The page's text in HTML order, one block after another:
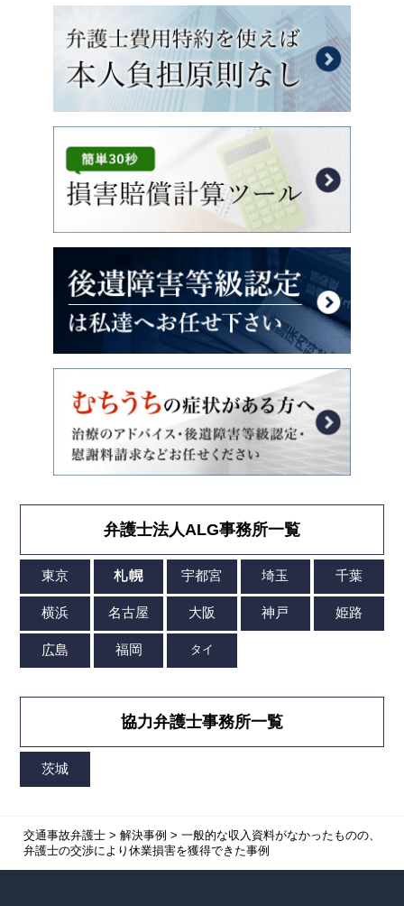
弁護士法人ALG事務所一覧
協力弁護士事務所一覧
交通事故弁護士> 解決事例 > 一般的な収入資料がなかったものの、
弁護士の交渉により休業損害を獲得できた事例